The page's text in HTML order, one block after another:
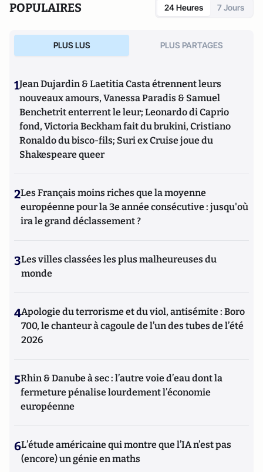
POPULAIRES 24 Heures 7 Jours
PLUS LUS PLUS PARTAGES
1Jean Dujardin & Laetitia Casta étrennent leurs
nouveaux amours, Vanessa Paradis & Samuel
Benchetrit enterrent le leur; Leonardo di Caprio
fond, Victoria Beckham fait du brukini, Cristiano
Ronaldo du bisco-fils; Suri ex Cruise joue du
Shakespeare queer
2Les Français moins riches que la moyenne
européenne pour la 3e année consécutive : jusqu'où
ira le grand déclassement ?
3Les villes classées les plus malheureuses du
monde
4Apologie du terrorisme et du viol, antisémite : Boro
700, le chanteur à cagoule de l’un des tubes de l’été
2026
5Rhin & Danube à sec : l’autre voie d’eau dont la
fermeture pénalise lourdement l’économie
européenne
6L’étude américaine qui montre que l’IA n’est pas
(encore) un génie en maths